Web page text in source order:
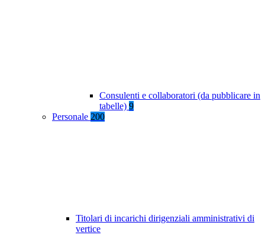
Consulenti e collaboratori (da pubblicare in
tabelle) 9
Personale 200
Titolari di incarichi dirigenziali amministrativi di
vertice